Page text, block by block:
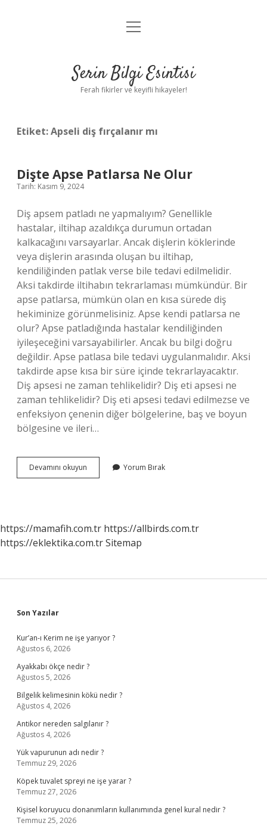
Anasayfa
Yasal Uyarı
menüyü
Serin Bilgi Esintisi
Ferah fikirler ve keyifli hikayeler!
Etiket:Apseli diş fırçalanır mı
Dişte Apse Patlarsa Ne Olur
Tarih: Kasım 9, 2024
Diş apsem patladı ne yapmalıyım? Genellikle
hastalar, iltihap azaldıkça durumun ortadan
kalkacağını varsayarlar. Ancak dişlerin köklerinde
veya dişlerin arasında oluşan bu iltihap,
kendiliğinden patlak verse bile tedavi edilmelidir.
Aksi takdirde iltihabın tekrarlaması mümkündür. Bir
apse patlarsa, mümkün olan en kısa sürede diş
hekiminize görünmelisiniz. Apse kendi patlarsa ne
olur? Apse patladığında hastalar kendiliğinden
iyileşeceğini varsayabilirler. Ancak bu bilgi doğru
değildir. Apse patlasa bile tedavi uygulanmalıdır. Aksi
takdirde apse kısa bir süre içinde tekrarlayacaktır.
Diş apsesi ne zaman tehlikelidir? Diş eti apsesi ne
zaman tehlikelidir? Diş eti apsesi tedavi edilmezse ve
enfeksiyon çenenin diğer bölgelerine, baş ve boyun
bölgesine ve ileri…
Devamını okuyun
Apse
Yorum Bırak
https://mamafih.com.tr https://allbirds.com.tr
https://eklektika.com.trSitemap
Sidebar
Son Yazılar
Kur’an-ı Kerim ne işe yarıyor ?
Ağustos 6, 2026
Ayakkabı ökçe nedir ?
Ağustos 5, 2026
Bilgelik kelimesinin kökü nedir ?
Ağustos 4, 2026
Antikor nereden salgılanır ?
Ağustos 4, 2026
Yük vapurunun adı nedir ?
Temmuz 29, 2026
Köpek tuvalet spreyi ne işe yarar ?
Temmuz 27, 2026
Kişisel koruyucu donanımların kullanımında genel kural nedir ?
Temmuz 25, 2026